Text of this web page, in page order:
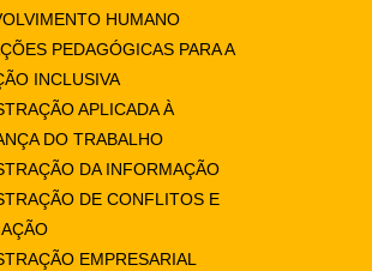
HUMANO
PEDAGÓGICAS PARA A
INCLUSIVA
APLICADA À
DO TRABALHO
DA INFORMAÇÃO
DE CONFLITOS E
EMPRESARIAL